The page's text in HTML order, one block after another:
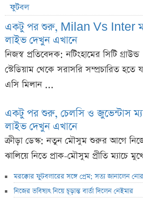
ফুটবল
একটু পর শুরু, Milan Vs Inter
লাইভ দেখুন এখানে
নিজস্ব প্রতিবেদক: নটিংহামের সিটি গ্রাউন্ড
স্টেডিয়াম থেকে সরাসরি সম্প্রচারিত হতে
এসি মিলান ...
একটু পর শুরু, চেলসি ও জুভেন্টাস
লাইভ দেখুন এখানে
ক্রীড়া ডেস্ক: নতুন মৌসুম শুরুর আগে
ঝালিয়ে নিতে প্রাক-মৌসুম প্রীতি ম্যাচে
মরক্কোর ফুটবলারের সঙ্গে প্রেম; সত্য জানালেন
নিজের ভবিষ্যৎ নিয়ে চূড়ান্ত বার্তা দিলেন নেইমার